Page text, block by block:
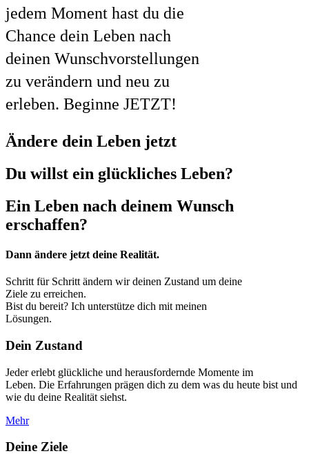
jedem Moment hast du die
Chance dein Leben nach
deinen Wunschvorstellungen
zu verändern und neu zu
erleben. Beginne JETZT!
Ändere dein Leben jetzt
Du willst ein glückliches Leben?
Ein Leben nach deinem Wunsch
erschaffen?
Dann ändere jetzt deine Realität.
Schritt für Schritt ändern wir deinen Zustand um deine
Ziele zu erreichen.
Bist du bereit? Ich unterstütze dich mit meinen
Lösungen.
Dein Zustand
Jeder erlebt glückliche und herausfordernde Momente im
Leben. Die Erfahrungen prägen dich zu dem was du heute bist und
wie du deine Realität siehst.
Mehr
Deine Ziele